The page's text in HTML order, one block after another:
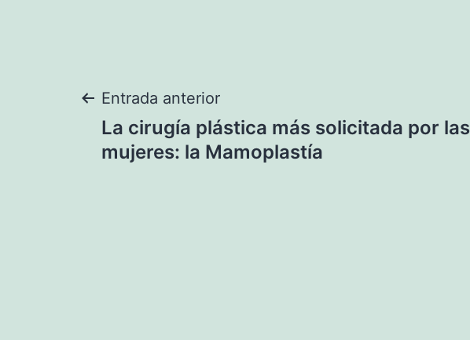
Navegación
de
Entrada anterior
La cirugía plástica más solicitada por las
mujeres: la Mamoplastía